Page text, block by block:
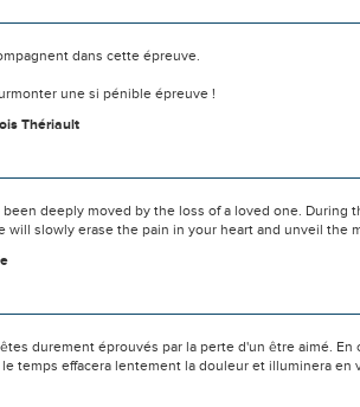
dans cette épreuve.
une si pénible épreuve !
Thériault
deeply moved by the loss of a loved one.
will slowly erase the pain in your heart and unveil the
durement éprouvés par la perte d'un être aimé.
temps effacera lentement la douleur et illuminera